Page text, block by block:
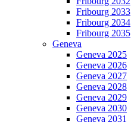
Fribourg 2033
Fribourg 2034
Fribourg 2035
Geneva
Geneva 2025
Geneva 2026
Geneva 2027
Geneva 2028
Geneva 2029
Geneva 2030
Geneva 2031